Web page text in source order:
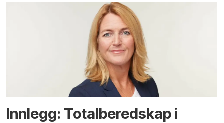
Innlegg: Totalberedskap i